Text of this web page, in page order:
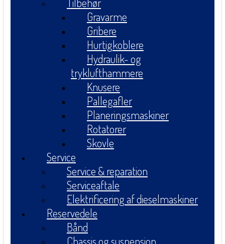
Gravarme
Gribere
Hurtigkoblere
Hydraulik- og
tryklufthammere
Knusere
Pallegafler
Planeringsmaskiner
Rotatorer
Skovle
Service
Service & reparation
Serviceaftale
Elektrificering af dieselmaskiner
Reservedele
Bånd
Chassis og suspension